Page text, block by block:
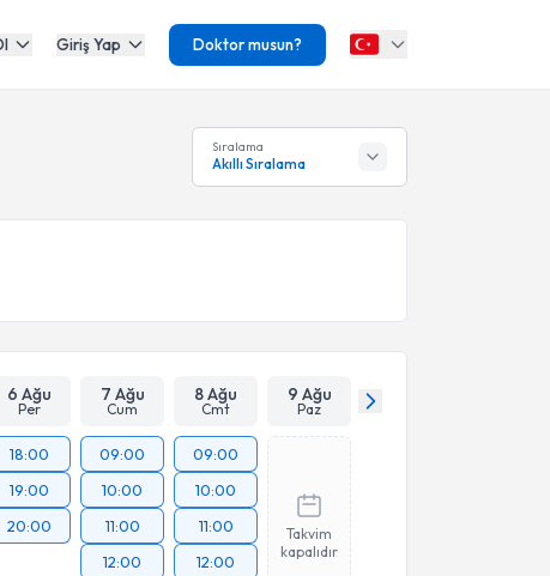
Giriş Yap Doktor musun?
Sıralama
Akıllı Sıralama
6 Ağu
Per
7 Ağu
Cum
8 Ağu
Cmt
9 Ağu
Paz
18:00
19:00
20:00
09:00
10:00
11:00
12:00
09:00
10:00
11:00
12:00
Takvim
kapalıdır